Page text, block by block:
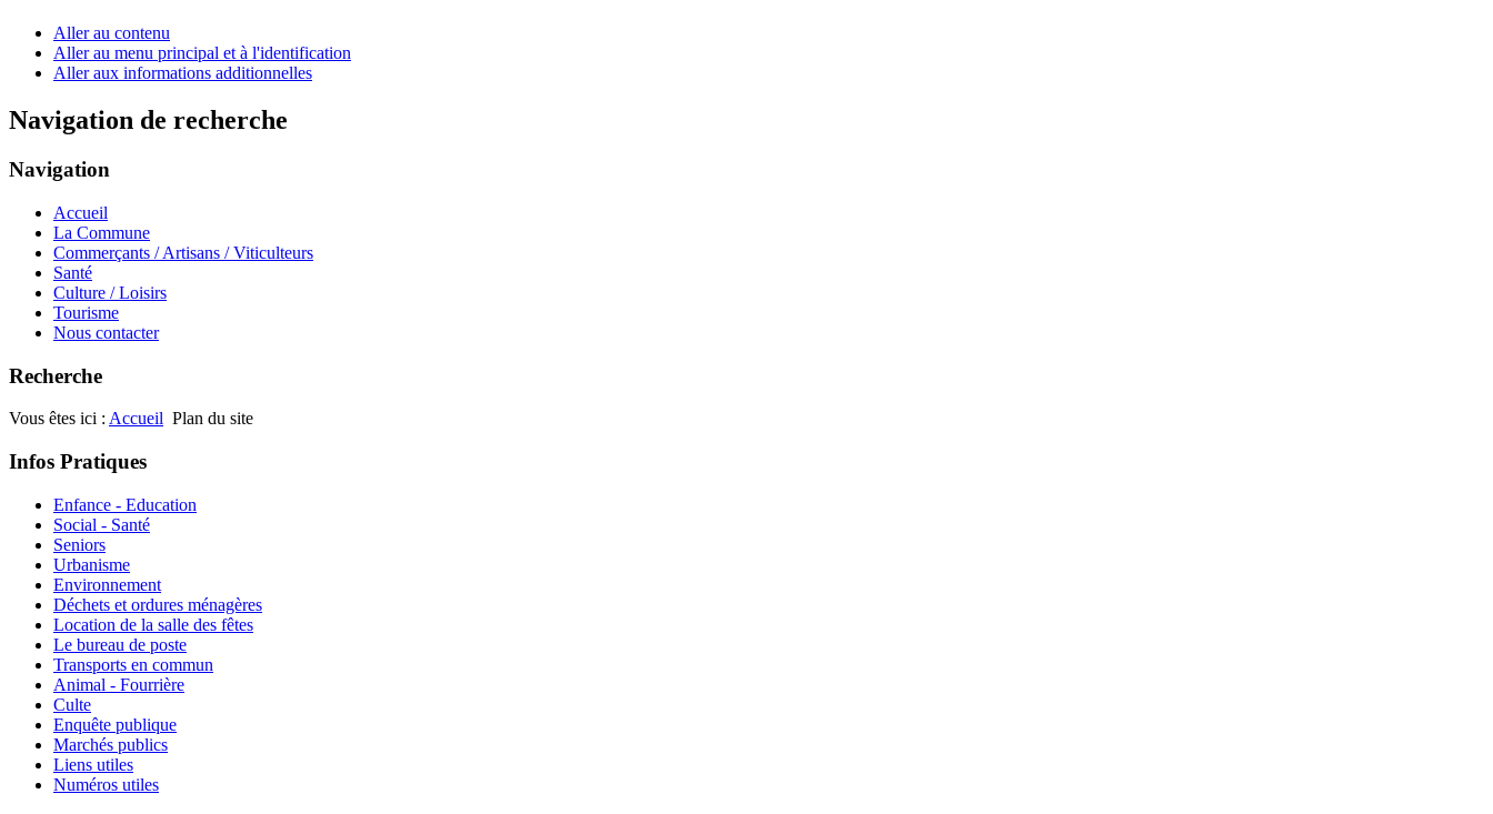
Aller au contenu
Aller au menu principal et à l'identification
Aller aux informations additionnelles
Navigation de recherche
Navigation
Accueil
La Commune
Commerçants / Artisans / Viticulteurs
Santé
Culture / Loisirs
Tourisme
Nous contacter
Recherche
Vous êtes ici : Accueil Plan du site
Infos Pratiques
Enfance - Education
Social - Santé
Seniors
Urbanisme
Environnement
Déchets et ordures ménagères
Location de la salle des fêtes
Le bureau de poste
Transports en commun
Animal - Fourrière
Culte
Enquête publique
Marchés publics
Liens utiles
Numéros utiles